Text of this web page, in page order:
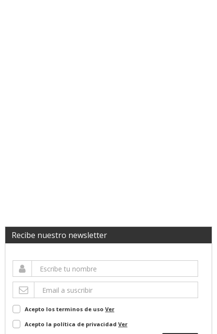
Recibe nuestro newsletter
Acepto los terminos de uso Ver
Acepto la política de privacidad Ver